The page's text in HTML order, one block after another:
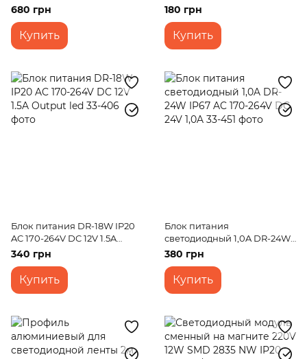
051
680 грн
Купить
12W SMD 5730 CW IP20 (LW-
03/24)
180 грн
Купить
Блок питания DR-18W IP20
AC 170-264V DC 12V 1.5A
Output led
340 грн
Купить
Блок питания
светодиодный 1,0A DR-24W
IP67 AC 170-264V DC 24V 1,0A
380 грн
Купить